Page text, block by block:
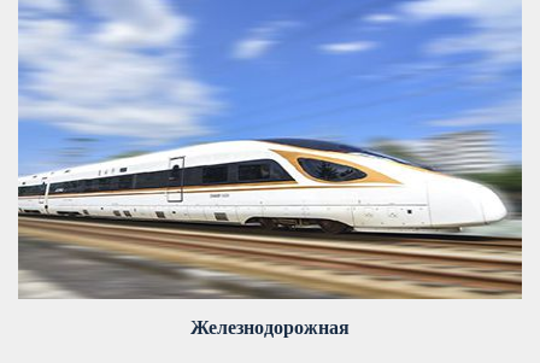
Железнодорожная